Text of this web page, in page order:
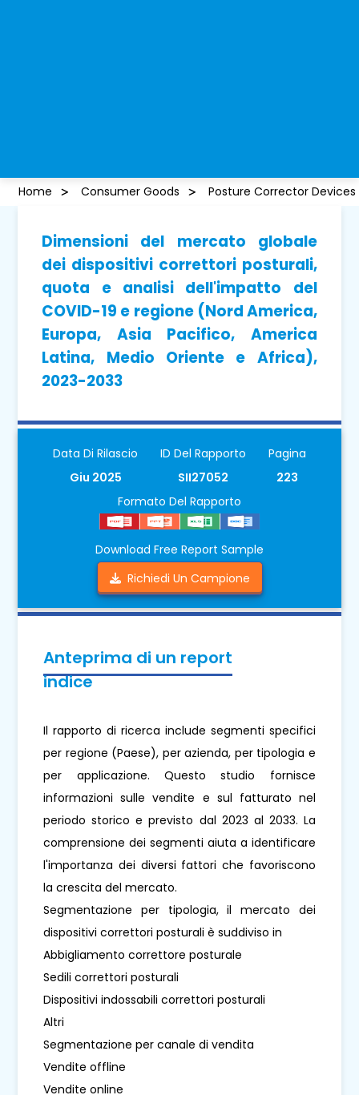
Home Consumer Goods Posture Corrector
Dimensioni del mercato globale
dei dispositivi correttori posturali,
quota e analisi dell'impatto del
COVID-19 e regione (Nord America,
Europa, Asia Pacifico, America
Latina, Medio Oriente e Africa),
2023-2033
Data Di Rilascio
Giu 2025
ID Del Rapporto
SII27052
Pagina
223
Formato Del Rapporto
Download Free Report Sample
Richiedi Un Campione
Anteprima di un report
indice
Il rapporto di ricerca include segmenti specifici
per regione (Paese), per azienda, per tipologia e
per applicazione. Questo studio fornisce
informazioni sulle vendite e sul fatturato nel
periodo storico e previsto dal 2023 al 2033. La
comprensione dei segmenti aiuta a identificare
l'importanza dei diversi fattori che favoriscono
la crescita del mercato.
Segmentazione per tipologia, il mercato dei
dispositivi correttori posturali è suddiviso in
Abbigliamento correttore posturale
Sedili correttori posturali
Dispositivi indossabili correttori posturali
Altri
Segmentazione per canale di vendita
Vendite offline
Vendite online